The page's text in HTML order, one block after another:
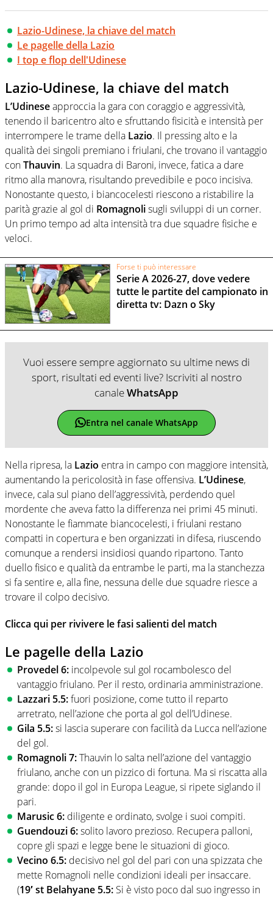
Lazio-Udinese, la chiave del match
Le pagelle della Lazio
I top e flop dell'Udinese
Lazio-Udinese, la chiave del match
L’Udineseapproccia la gara con coraggio e aggressività,
tenendo il baricentro alto e sfruttando fisicità e intensità per
interrompere le trame della Lazio. Il pressing alto e la
qualità dei singoli premiano i friulani, che trovano il vantaggio
conThauvin. La squadra di Baroni, invece, fatica a dare
ritmo alla manovra, risultando prevedibile e poco incisiva.
Nonostante questo, i biancocelesti riescono a ristabilire la
parità grazie al gol di Romagnolisugli sviluppi di un corner.
Un primo tempo ad alta intensità tra due squadre fisiche e
veloci.
Forse ti può interessare
Serie A 2026-27, dove vedere
tutte le partite del campionato in
diretta tv: Dazn o Sky
Vuoi essere sempre aggiornato su ultime news di
sport, risultati ed eventi live? Iscriviti al nostro
canaleWhatsApp
Entra nel canale WhatsApp
Nella ripresa, la Lazio entra in campo con maggiore intensità,
aumentando la pericolosità in fase offensiva. L’Udinese,
invece, cala sul piano dell’aggressività, perdendo quel
mordente che aveva fatto la differenza nei primi 45 minuti.
Nonostante le fiammate biancocelesti, i friulani restano
compatti in copertura e ben organizzati in difesa, riuscendo
comunque a rendersi insidiosi quando ripartono. Tanto
duello fisico e qualità da entrambe le parti, ma la stanchezza
si fa sentire e, alla fine, nessuna delle due squadre riesce a
trovare il colpo decisivo.
Clicca qui per rivivere le fasi salienti del match
Le pagelle della Lazio
Provedel 6: incolpevole sul gol rocambolesco del
vantaggio friulano. Per il resto, ordinaria amministrazione.
Lazzari 5.5:fuori posizione, come tutto il reparto
arretrato, nell’azione che porta al gol dell’Udinese.
Gila 5.5:si lascia superare con facilità da Lucca nell’azione
del gol.
Romagnoli 7:Thauvin lo salta nell’azione del vantaggio
friulano, anche con un pizzico di fortuna. Ma si riscatta alla
grande: dopo il gol in Europa League, si ripete siglando il
pari.
Marusic 6: diligente e ordinato, svolge i suoi compiti.
Guendouzi 6:solito lavoro prezioso. Recupera palloni,
copre gli spazi e legge bene le situazioni di gioco.
Vecino 6.5: decisivo nel gol del pari con una spizzata che
mette Romagnoli nelle condizioni ideali per insaccare.
(19′ st Belahyane 5.5: Si è visto poco dal suo ingresso in